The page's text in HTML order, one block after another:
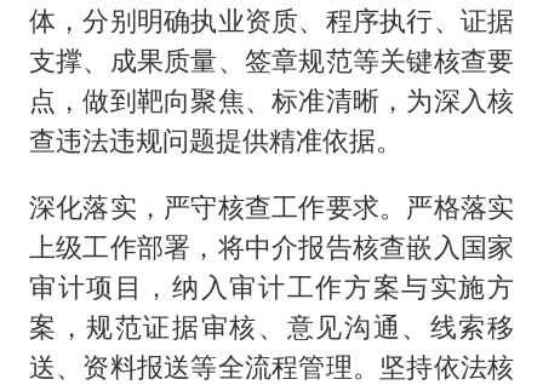
体，分别明确执业资质、程序执行、证据
支撑、成果质量、签章规范等关键核查要
点，做到靶向聚焦、标准清晰，为深入核
查违法违规问题提供精准依据。
深化落实，严守核查工作要求。严格落实
上级工作部署，将中介报告核查嵌入国家
审计项目，纳入审计工作方案与实施方
案，规范证据审核、意见沟通、线索移
送、资料报送等全流程管理。坚持依法核